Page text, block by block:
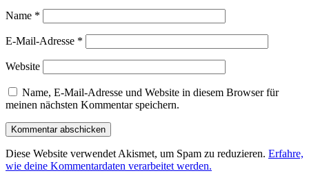
Name *
E-Mail-Adresse *
Website
Name, E-Mail-Adresse und Website in diesem Browser für
meinen nächsten Kommentar speichern.
Diese Website verwendet Akismet, um Spam zu reduzieren. Erfahre,
wie deine Kommentardaten verarbeitet werden.